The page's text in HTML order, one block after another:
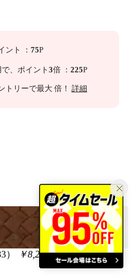
ント ： 75P
、 ポイント 3倍 ： 225P
トリーで最大 倍！ 詳細
） ￥8,250 税込